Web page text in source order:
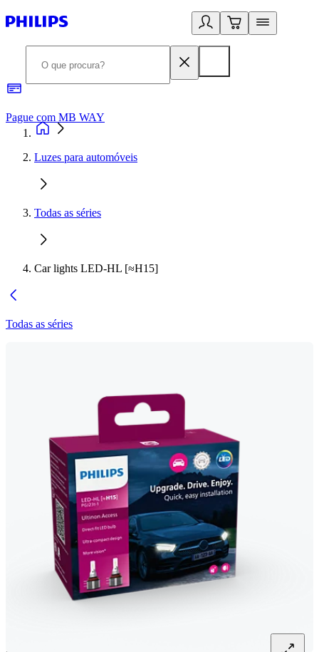
Pague com MB WAY
Luzes para automóveis
Todas as séries
Car lights LED-HL [≈H15]
Todas as séries